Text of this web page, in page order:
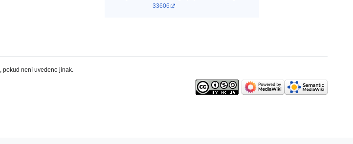
33606
, pokud není uvedeno jinak.